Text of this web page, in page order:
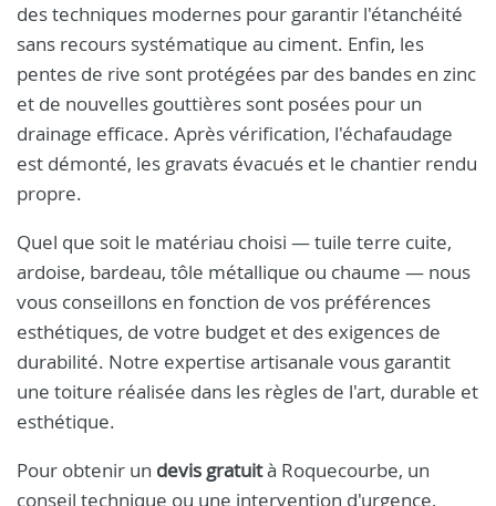
des techniques modernes pour garantir l'étanchéité
sans recours systématique au ciment. Enfin, les
pentes de rive sont protégées par des bandes en zinc
et de nouvelles gouttières sont posées pour un
drainage efficace. Après vérification, l'échafaudage
est démonté, les gravats évacués et le chantier rendu
propre.
Quel que soit le matériau choisi — tuile terre cuite,
ardoise, bardeau, tôle métallique ou chaume — nous
vous conseillons en fonction de vos préférences
esthétiques, de votre budget et des exigences de
durabilité. Notre expertise artisanale vous garantit
une toiture réalisée dans les règles de l'art, durable et
esthétique.
Pour obtenir un devis gratuità Roquecourbe, un
conseil technique ou une intervention d'urgence,